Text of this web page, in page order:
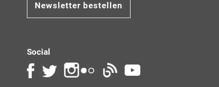
Newsletter bestellen
Social